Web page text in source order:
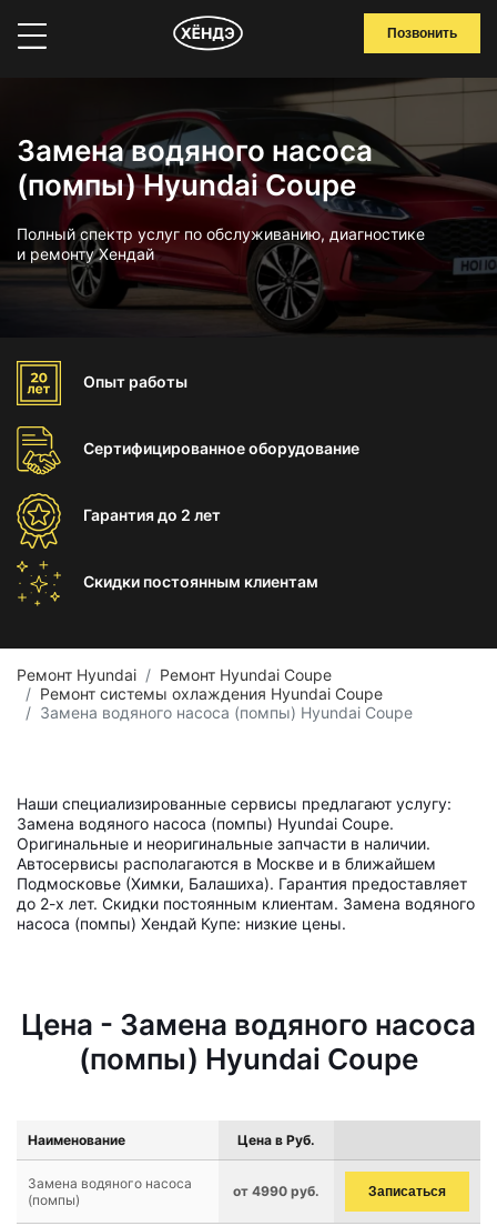
Позвонить
Замена водяного насоса
(помпы) Hyundai Coupe
Полный спектр услуг по обслуживанию, диагностике
и ремонту Хендай
Опыт работы
Сертифицированноеоборудование
Гарантиядо 2 лет
Скидки постоянным клиентам
Ремонт Hyundai
Ремонт Hyundai Coupe
Ремонт системы охлаждения Hyundai Coupe
Замена водяного насоса (помпы) Hyundai Coupe
Наши специализированные сервисы предлагают услугу:
Замена водяного насоса (помпы) Hyundai Coupe.
Оригинальные и неоригинальные запчасти в наличии.
Автосервисы располагаются в Москве и в ближайшем
Подмосковье (Химки, Балашиха). Гарантия предоставляет
до 2-х лет. Скидки постоянным клиентам. Замена водяного
насоса (помпы) Хендай Купе: низкие цены.
Цена - Замена водяного насоса
(помпы) Hyundai Coupe
Наименование Цена в Руб.
Замена водяного насоса
(помпы)
от 4990 руб. Записаться